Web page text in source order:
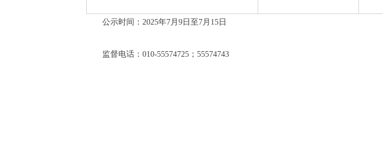
公示时间：2025年7月9日至7月15日
监督电话：010-55574725；55574743